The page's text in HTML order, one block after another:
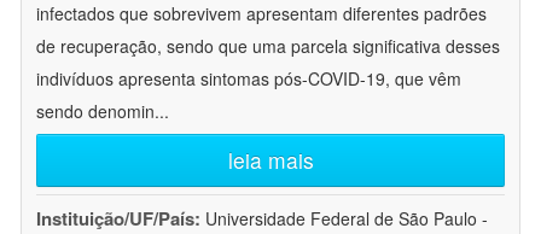
infectados que sobrevivem apresentam diferentes padrões
de recuperação, sendo que uma parcela significativa desses
indivíduos apresenta sintomas pós-COVID-19, que vêm
sendo denomin...
leia mais
Instituição/UF/País: Universidade Federal de São Paulo -